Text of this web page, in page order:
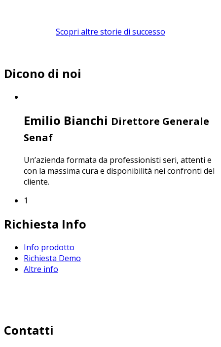
Scopri altre storie di successo
Dicono di noi
Emilio Bianchi Direttore Generale
Senaf
Un’azienda formata da professionisti seri, attenti e
con la massima cura e disponibilità nei confronti del
cliente.
1
Richiesta Info
Info prodotto
Richiesta Demo
Altre info
Contatti